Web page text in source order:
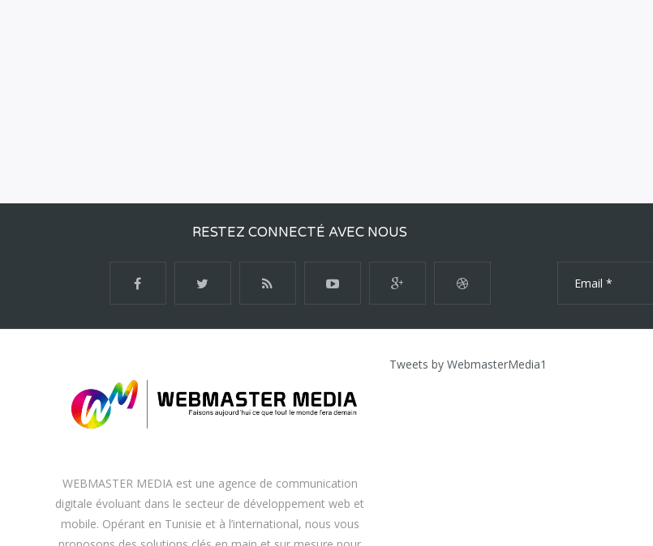
RESTEZ CONNECTÉ AVEC NOUS
WEBMASTER MEDIA est une agence de communication
digitale évoluant dans le secteur de développement web et
mobile. Opérant en Tunisie et à l’international, nous vous
Tweets by WebmasterMedia1